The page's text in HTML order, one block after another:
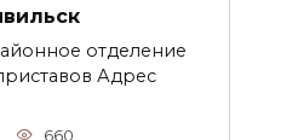
отделение
Адрес
660